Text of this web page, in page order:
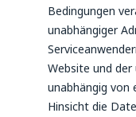
Bedingungen
unabhängiger
Website und
unabhängig von
Hinsicht die